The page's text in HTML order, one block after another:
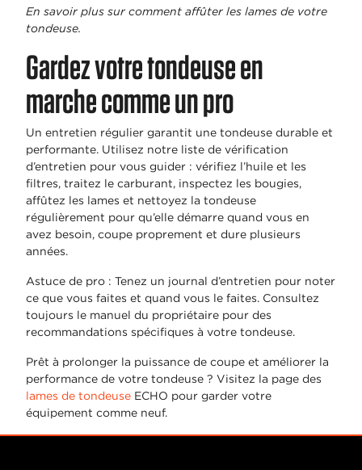
En savoir plus sur comment affûter les lames de votre
tondeuse.
Gardez votre tondeuse en
marche comme un pro
Un entretien régulier garantit une tondeuse durable et
performante. Utilisez notre liste de vérification
d’entretien pour vous guider : vérifiez l’huile et les
filtres, traitez le carburant, inspectez les bougies,
affûtez les lames et nettoyez la tondeuse
régulièrement pour qu’elle démarre quand vous en
avez besoin, coupe proprement et dure plusieurs
années.
Astuce de pro : Tenez un journal d’entretien pour noter
ce que vous faites et quand vous le faites. Consultez
toujours le manuel du propriétaire pour des
recommandations spécifiques à votre tondeuse.
Prêt à prolonger la puissance de coupe et améliorer la
performance de votre tondeuse ? Visitez la page des
lames de tondeuse ECHO pour garder votre
équipement comme neuf.